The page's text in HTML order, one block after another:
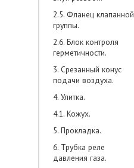
2.5. Фланец клапанной
группы.
2.6. Блок контроля
герметичности.
3. Срезанный конус
подачи воздуха.
4. Улитка.
4.1. Кожух.
5. Прокладка.
6. Трубка реле
давления газа.